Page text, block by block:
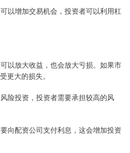
以增加交易机会，投资者可以利用杠
以放大收益，也会放大亏损。如果市
更大的损失。
险投资，投资者需要承担较高的风
向配资公司支付利息，这会增加投资